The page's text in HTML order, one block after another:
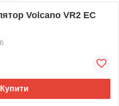
Volcano VR2 ЕС
Купити